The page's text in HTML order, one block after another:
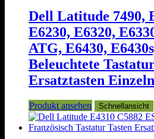
Dell Latitude 7490,
E6230, E6320,
ATG, E6430,
Beleuchtete
Ersatztasten
Produkt ansehen Schnellansicht